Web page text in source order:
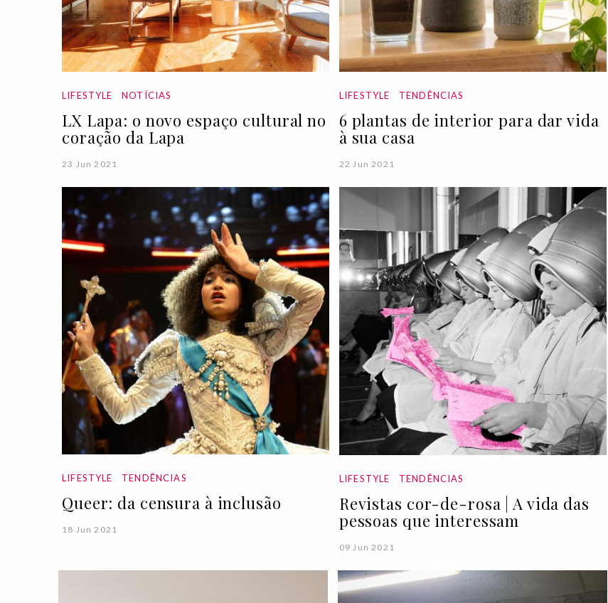
LIFESTYLE NOTÍCIAS
LX Lapa: o novo espaço cultural no
coração da Lapa
23 Jun 2021
LIFESTYLE TENDÊNCIAS
6 plantas de interior para dar vida
à sua casa
22 Jun 2021
LIFESTYLE TENDÊNCIAS
Queer: da censura à inclusão
18 Jun 2021
LIFESTYLE TENDÊNCIAS
Revistas cor-de-rosa | A vida das
pessoas que interessam
09 Jun 2021